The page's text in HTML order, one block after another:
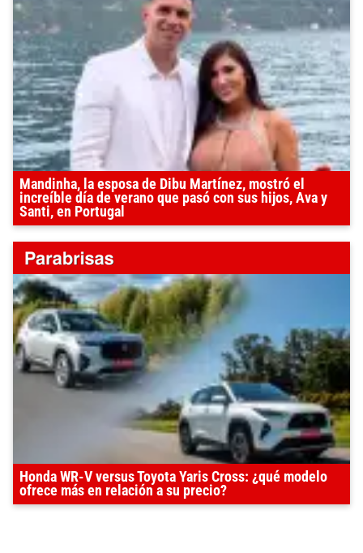
Mandinha, la esposa de Dibu Martínez, mostró el
increíble día de verano que pasó con sus hijos, Ava y
Santi, en Portugal
Honda WR-V versus Toyota Yaris Cross: ¿qué modelo
ofrece más en relación a su precio?